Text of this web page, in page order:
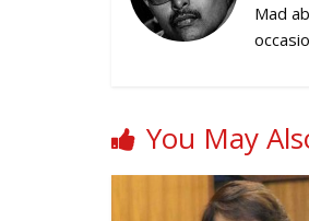
Mad
You May